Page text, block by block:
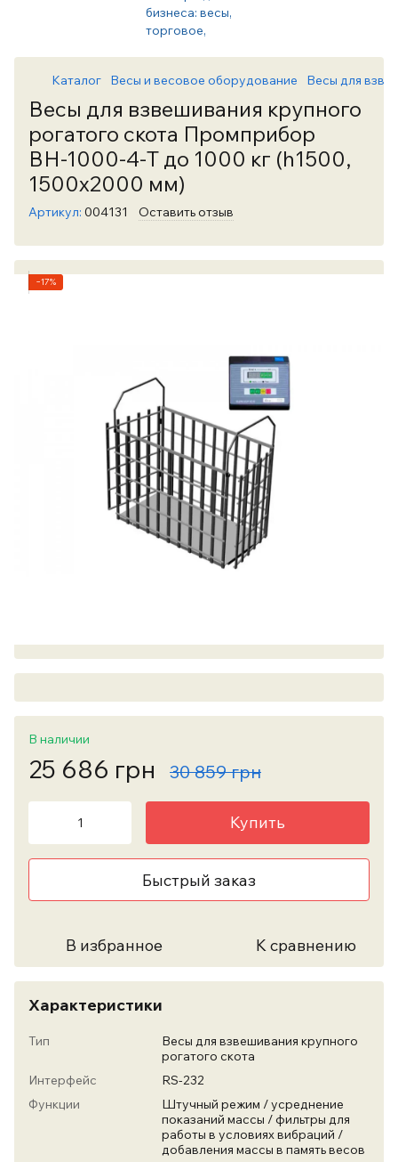
Каталог Весы и весовое оборудование Весы для
Весы для взвешивания крупного
рогатого скота Промприбор
ВН-1000-4-Т до 1000 кг (h1500,
1500х2000 мм)
Артикул: 004131 Оставить отзыв
−17%
В наличии
25 686 грн 30 859 грн
Купить
Быстрый заказ
В избранное К сравнению
Характеристики
Тип
Весы для взвешивания крупного
рогатого скота
Интерфейс
RS-232
Функции
Штучный режим / усреднение
показаний массы / фильтры для
работы в условиях вибраций /
добавления массы в память весов